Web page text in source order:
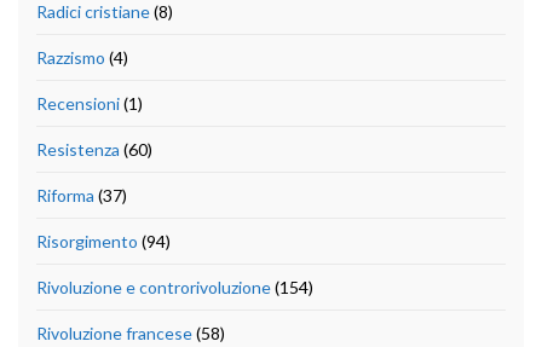
Radici cristiane(8)
Razzismo (4)
Recensioni(1)
Resistenza (60)
Riforma (37)
Risorgimento (94)
Rivoluzione e controrivoluzione(154)
Rivoluzione francese(58)